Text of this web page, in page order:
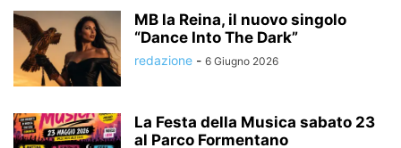
MB la Reina, il nuovo singolo
“Dance Into The Dark”
redazione - 6 Giugno 2026
La Festa della Musica sabato 23
al Parco Formentano